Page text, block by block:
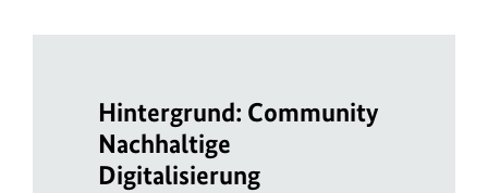
Hintergrund: Community
Nachhaltige
Digitalisierung